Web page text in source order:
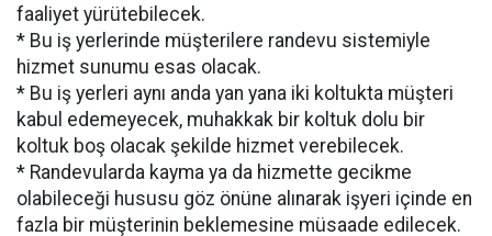
faaliyet yürütebilecek.
* Bu iş yerlerinde müşterilere randevu sistemiyle
hizmet sunumu esas olacak.
* Bu iş yerleri aynı anda yan yana iki koltukta müşteri
kabul edemeyecek, muhakkak bir koltuk dolu bir
koltuk boş olacak şekilde hizmet verebilecek.
* Randevularda kayma ya da hizmette gecikme
olabileceği hususu göz önüne alınarak işyeri içinde en
fazla bir müşterinin beklemesine müsaade edilecek.